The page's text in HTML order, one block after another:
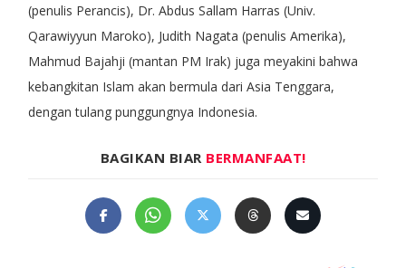
(penulis Perancis), Dr. Abdus Sallam Harras (Univ.
Qarawiyyun Maroko), Judith Nagata (penulis Amerika),
Mahmud Bajahji (mantan PM Irak) juga meyakini bahwa
kebangkitan Islam akan bermula dari Asia Tenggara,
dengan tulang punggungnya Indonesia.
BAGIKAN BIAR BERMANFAAT!